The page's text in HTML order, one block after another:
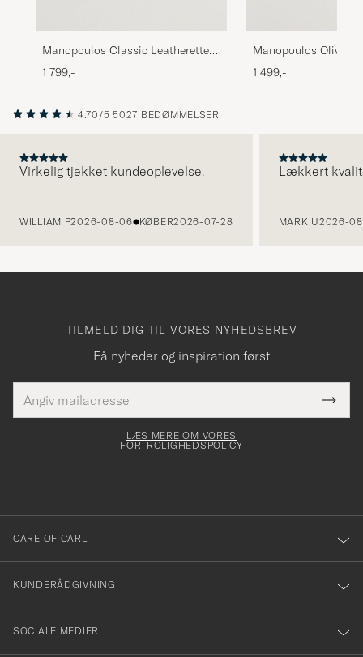
Manopoulos Classic Leatherette
Backgammon Set Black
1 799,-
Manopoulos Olive
Backgammon
1 499,-
4.70/5 5027 BEDØMMELSER
Virkelig tjekket kundeoplevelse.
WILLIAM P2026-08-06 KØBER2026-07-28
Lækkert
MARK U2026-
TILMELD DIG TIL VORES NYHEDSBREV
Få nyheder og inspiration først
mailadresse
skal
Tack
för
dig
till
vårt
nyhetsbrev!
LÆS MERE OM VORES
FORTROLIGHEDSPOLICY
CARE OF CARL
KUNDERÅDGIVNING
SOCIALE MEDIER